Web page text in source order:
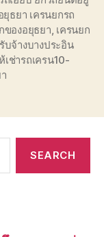
ยุธยา เครนยกรถ
ของอยุธยา เครนยก
บจ้างบางประอิน
เช่ารถเครน10-